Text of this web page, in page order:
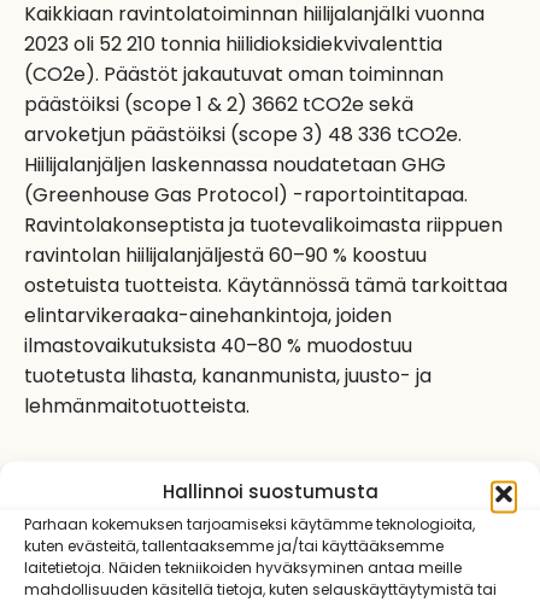
Hallinnoi suostumusta
Parhaan kokemuksen tarjoamiseksi käytämme teknologioita,
kuten evästeitä, tallentaaksemme ja/tai käyttääksemme
laitetietoja. Näiden tekniikoiden hyväksyminen antaa meille
mahdollisuuden käsitellä tietoja, kuten selauskäyttäytymistä tai
Kaikkiaan ravintolatoiminnan hiilijalanjälki vuonna
2023 oli 52 210 tonnia hiilidioksidiekvivalenttia
(CO2e). Päästöt jakautuvat oman toiminnan
päästöiksi (scope 1 & 2) 3662 tCO2e sekä
arvoketjun päästöiksi (scope 3) 48 336 tCO2e.
Hiilijalanjäljen laskennassa noudatetaan GHG
(Greenhouse Gas Protocol) -raportointitapaa.
Ravintolakonseptista ja tuotevalikoimasta riippuen
ravintolan hiilijalanjäljestä 60–90 % koostuu
ostetuista tuotteista. Käytännössä tämä tarkoittaa
elintarvikeraaka-ainehankintoja, joiden
ilmastovaikutuksista 40–80 % muodostuu
tuotetusta lihasta, kananmunista, juusto- ja
lehmänmaitotuotteista.